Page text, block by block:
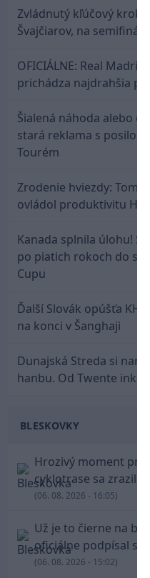
Zvládnutý kľúčový krok!
Švajčiarov, na
OFICIÁLNE: Real Madrid
prichádza najdrahšia
Šialená náhoda alebo
stará reklama s posilou
Tourém
Zrodenie hviezdy:
ovládol produktivitu
Kanada splnila úlohu!
po piatich rokoch do
Cupu
Ďalší Slovák opúšťa
na konci v Šanghaji
Dunajská Streda si
hanbu. Od Twente
BLESKOVKY
Hrozivý moment pre
cyklotrase sa zrazil s
(06. 08. 2026 - 16:05)
Už je to čierne na
oficiálne podpísal s
(06. 08. 2026 - 15:02)